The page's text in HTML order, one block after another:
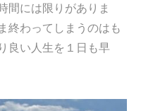
間には限りがありま
終わってしまうのはも
良い人生を１日も早